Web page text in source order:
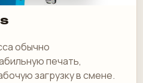
обычно
печать,
загрузку в смене.